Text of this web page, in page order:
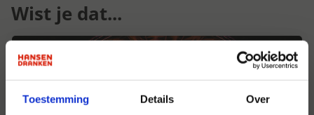
Toestemming Details Over
Wist je dat...